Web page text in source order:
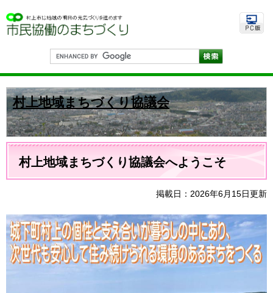
ー
ジ
の
。
ニ
ュ
ー
て
文
へ
G
o
o
l
e
カ
ス
タ
ム
検
索
村上地域まちづくり協議会
本
村上地域まちづくり協議会へようこそ
掲載日：2026年6月15日更新